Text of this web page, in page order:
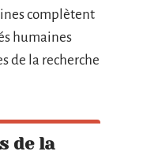
complètent
humaines
de la recherche
de la